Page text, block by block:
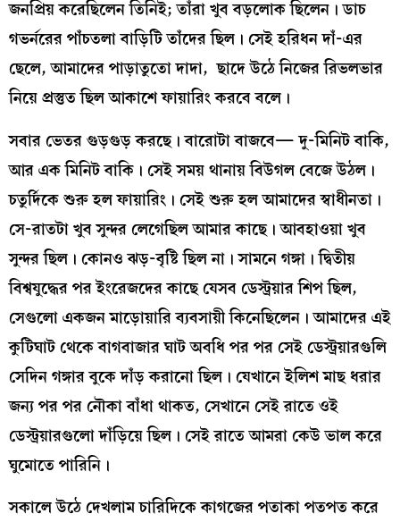
জনপ্রিয় করেছিলেন তিনিই; তাঁরা খুব বড়লোক ছিলেন। ডাচ
গভর্নরের পাঁচতলা বাড়িটি তাঁদের ছিল। সেই হরিধন দাঁ-এর
ছেলে, আমাদের পাড়াতুতো দাদা, ছাদে উঠে নিজের রিভলভার
নিয়ে প্রস্তুত ছিল আকাশে ফায়ারিং করবে বলে।
সবার ভেতর গুড়গুড় করছে। বারোটা বাজবে— দু-মিনিট বাকি,
আর এক মিনিট বাকি। সেই সময় থানায় বিউগল বেজে উঠল।
চতুর্দিকে শুরু হল ফায়ারিং। সেই শুরু হল আমাদের স্বাধীনতা।
সে-রাতটা খুব সুন্দর লেগেছিল আমার কাছে। আবহাওয়া খুব
সুন্দর ছিল। কোনও ঝড়-বৃষ্টি ছিল না। সামনে গঙ্গা। দ্বিতীয়
বিশ্বযুদ্ধের পর ইংরেজদের কাছে যেসব ডেস্ট্রয়ার শিপ ছিল,
সেগুলো একজন মাড়োয়ারি ব্যবসায়ী কিনেছিলেন। আমাদের এই
কুটিঘাট থেকে বাগবাজার ঘাট অবধি পর পর সেই ডেস্ট্রয়ারগুলি
সেদিন গঙ্গার বুকে দাঁড় করানো ছিল। যেখানে ইলিশ মাছ ধরার
জন্য পর পর নৌকা বাঁধা থাকত, সেখানে সেই রাতে ওই
ডেস্ট্রয়ারগুলো দাঁড়িয়ে ছিল। সেই রাতে আমরা কেউ ভাল করে
ঘুমোতে পারিনি।
সকালে উঠে দেখলাম চারিদিকে কাগজের পতাকা পতপত করে